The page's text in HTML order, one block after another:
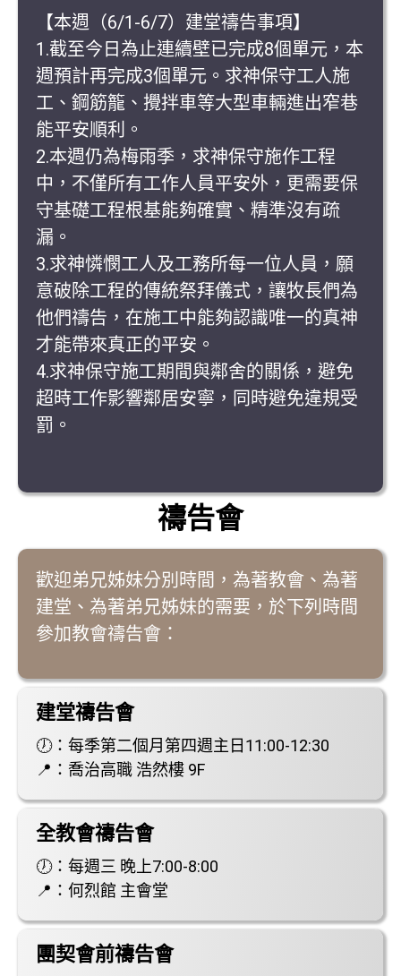
【本週（6/1-6/7）建堂禱告事項】
1.截至今日為止連續壁已完成8個單元，本
週預計再完成3個單元。求神保守工人施
工、鋼筋籠、攪拌車等大型車輛進出窄巷
能平安順利。
2.本週仍為梅雨季，求神保守施作工程
中，不僅所有工作人員平安外，更需要保
守基礎工程根基能夠確實、精準沒有疏
漏。
3.求神憐憫工人及工務所每一位人員，願
意破除工程的傳統祭拜儀式，讓牧長們為
他們禱告，在施工中能夠認識唯一的真神
才能帶來真正的平安。
4.求神保守施工期間與鄰舍的關係，避免
超時工作影響鄰居安寧，同時避免違規受
罰。
禱告會
歡迎弟兄姊妹分別時間，為著教會、為著
建堂、為著弟兄姊妹的需要，於下列時間
參加教會禱告會：
建堂禱告會
🕖：每季第二個月第四週主日11:00-12:30
📍：喬治高職 浩然樓 9F
全教會禱告會
🕖：每週三 晚上7:00-8:00
📍：何烈館 主會堂
團契會前禱告會